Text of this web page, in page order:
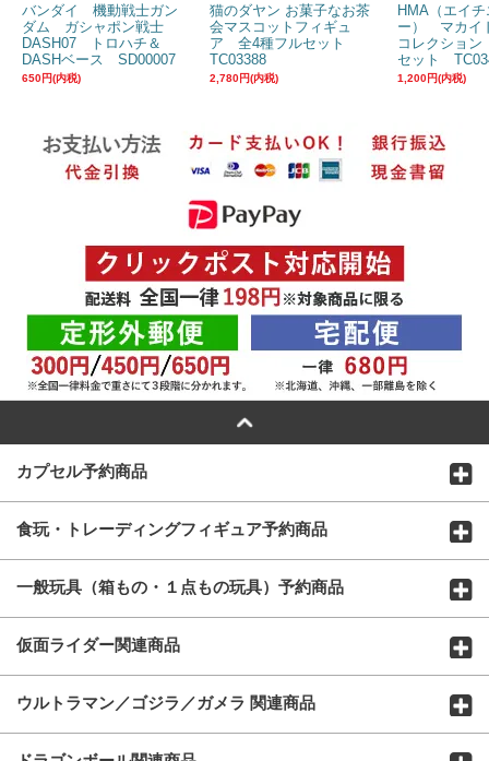
バンダイ 機動戦士ガン
ダム ガシャポン戦士
DASH07 トロハチ＆
DASHベース SD00007
650円(内税)
猫のダヤン お菓子なお茶
会マスコットフィギュ
ア 全4種フルセット
TC03388
2,780円(内税)
HMA（エイ
ー） マカイ
コレクショ
セット
1,200円(内税)
カプセル予約商品
食玩・トレーディングフィギュア予約商品
一般玩具（箱もの・１点もの玩具）予約商品
仮面ライダー関連商品
ウルトラマン／ゴジラ／ガメラ 関連商品